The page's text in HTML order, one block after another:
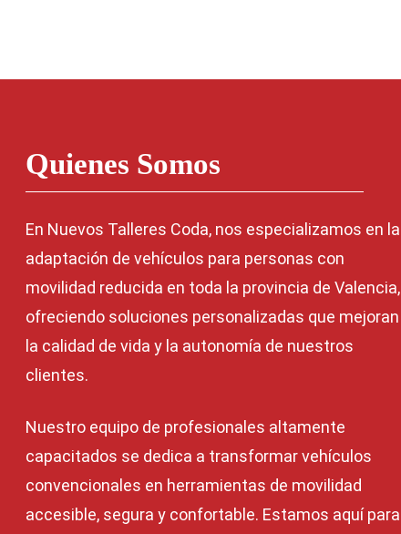
Quienes Somos
En Nuevos Talleres Coda, nos especializamos en la
adaptación de vehículos para personas con
movilidad reducida en toda la provincia de Valencia,
ofreciendo soluciones personalizadas que mejoran
la calidad de vida y la autonomía de nuestros
clientes.
Nuestro equipo de profesionales altamente
capacitados se dedica a transformar vehículos
convencionales en herramientas de movilidad
accesible, segura y confortable. Estamos aquí para